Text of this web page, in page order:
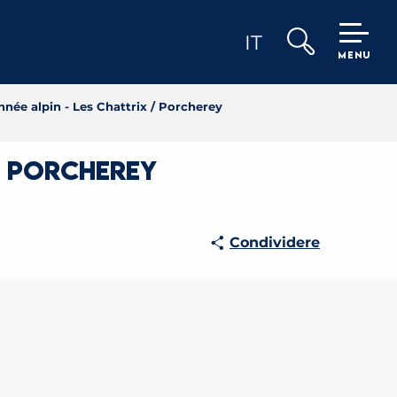
IT
MENU
alpin - Les Chattrix / Porcherey
Porcherey
Condividere